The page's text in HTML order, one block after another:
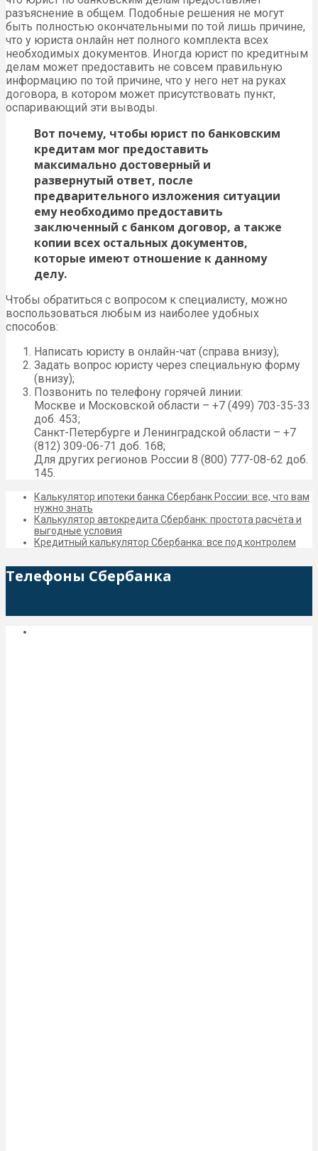
разъяснение в общем. Подобные решения не могут
быть полностью окончательными по той лишь причине,
что у юриста онлайн нет полного комплекта всех
необходимых документов. Иногда юрист по кредитным
делам может предоставить не совсем правильную
информацию по той причине, что у него нет на руках
договора, в котором может присутствовать пункт,
оспаривающий эти выводы.
Вот почему, чтобы юрист по банковским
кредитам мог предоставить
максимально достоверный и
развернутый ответ, после
предварительного изложения ситуации
ему необходимо предоставить
заключенный с банком договор, а также
копии всех остальных документов,
которые имеют отношение к данному
делу.
Чтобы обратиться с вопросом к специалисту, можно
воспользоваться любым из наиболее удобных
способов:
Написать юристу в онлайн-чат (справа внизу);
Задать вопрос юристу через специальную форму
(внизу);
Позвонить по телефону горячей линии:
Москве и Московской области – +7 (499) 703-35-33
доб. 453;
Санкт-Петербурге и Ленинградской области – +7
(812) 309-06-71 доб. 168;
Для других регионов России 8 (800) 777-08-62 доб.
145.
Калькулятор ипотеки банка Сбербанк России: все, что вам
нужно знать
Калькулятор автокредита Сбербанк: простота расчёта и
выгодные условия
Кредитный калькулятор Сбербанка: все под контролем
Телефоны Сбербанка